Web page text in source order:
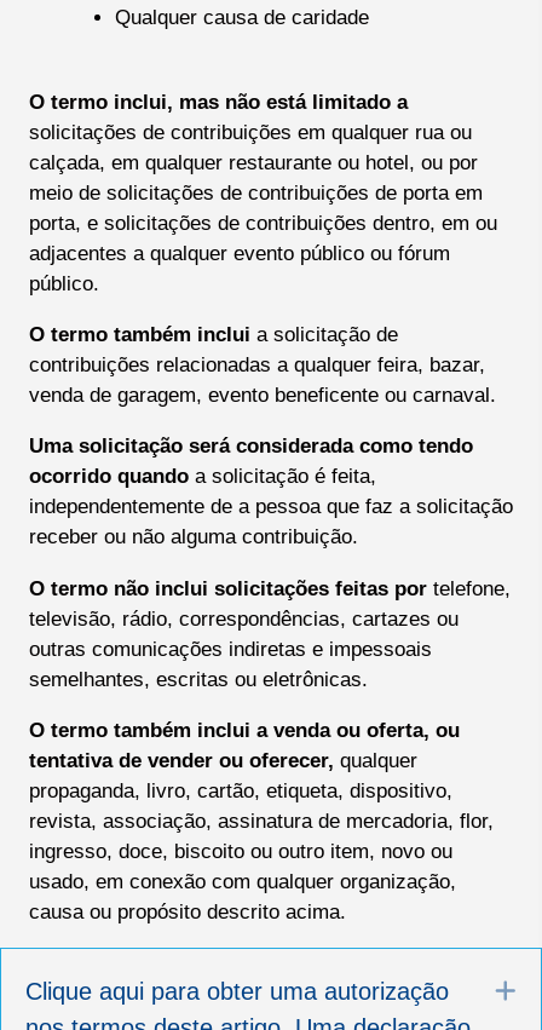
Qualquer causa de caridade
O termo inclui, mas não está limitado a
solicitações de contribuições em qualquer rua ou
calçada, em qualquer restaurante ou hotel, ou por
meio de solicitações de contribuições de porta em
porta, e solicitações de contribuições dentro, em ou
adjacentes a qualquer evento público ou fórum
público.
O termo também inclui a solicitação de
contribuições relacionadas a qualquer feira, bazar,
venda de garagem, evento beneficente ou carnaval.
Uma solicitação será considerada como tendo
ocorrido quando a solicitação é feita,
independentemente de a pessoa que faz a solicitação
receber ou não alguma contribuição.
O termo não inclui solicitações feitas por telefone,
televisão, rádio, correspondências, cartazes ou
outras comunicações indiretas e impessoais
semelhantes, escritas ou eletrônicas.
O termo também inclui a venda ou oferta, ou
tentativa de vender ou oferecer, qualquer
propaganda, livro, cartão, etiqueta, dispositivo,
revista, associação, assinatura de mercadoria, flor,
ingresso, doce, biscoito ou outro item, novo ou
usado, em conexão com qualquer organização,
causa ou propósito descrito acima.
Clique aqui para obter uma autorização